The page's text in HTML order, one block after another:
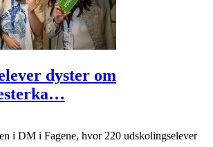
dyster om
i DM i Fagene, hvor 220 udskolingselever